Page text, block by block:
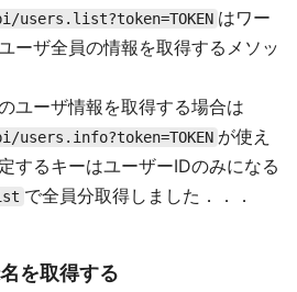
はワー
ーザ全員の情報を取得するメソッ
ユーザ情報を取得する場合は
が使え
するキーはユーザーIDのみになる
で全員分取得しました．．．
を取得する